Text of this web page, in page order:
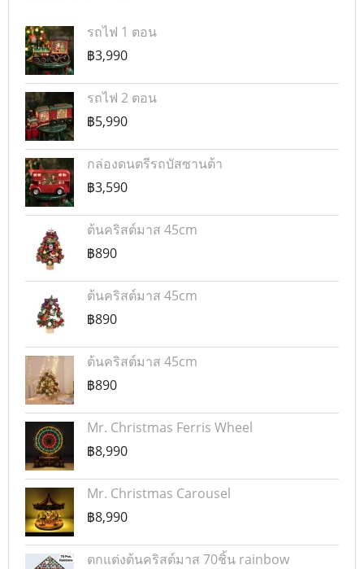
รถไฟ 1 ตอน
฿3,990
รถไฟ 2 ตอน
฿5,990
กล่องดนตรีรถบัสซานต้า
฿3,590
ต้นคริสต์มาส 45cm
฿890
ต้นคริสต์มาส 45cm
฿890
ต้นคริสต์มาส 45cm
฿890
Mr. Christmas Ferris Wheel
฿8,990
Mr. Christmas Carousel
฿8,990
ตกแต่งต้นคริสต์มาส 70ชิ้น rainbow